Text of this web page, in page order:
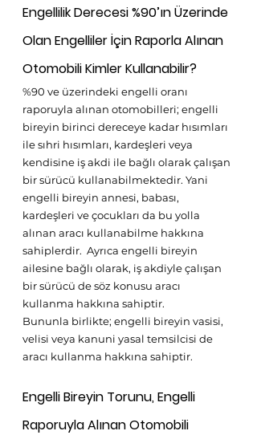
Engellilik Derecesi %90’ın Üzerinde
Olan Engelliler İçin Raporla Alınan
Otomobili Kimler Kullanabilir?
%90 ve üzerindeki engelli oranı
raporuyla alınan otomobilleri; engelli
bireyin birinci dereceye kadar hısımları
ile sıhri hısımları, kardeşleri veya
kendisine iş akdi ile bağlı olarak çalışan
bir sürücü kullanabilmektedir. Yani
engelli bireyin annesi, babası,
kardeşleri ve çocukları da bu yolla
alınan aracı kullanabilme hakkına
sahiplerdir.  Ayrıca engelli bireyin
ailesine bağlı olarak, iş akdiyle çalışan
bir sürücü de söz konusu aracı
kullanma hakkına sahiptir.
Bununla birlikte; engelli bireyin vasisi,
velisi veya kanuni yasal temsilcisi de
aracı kullanma hakkına sahiptir.
Engelli Bireyin Torunu, Engelli
Raporuyla Alınan Otomobili